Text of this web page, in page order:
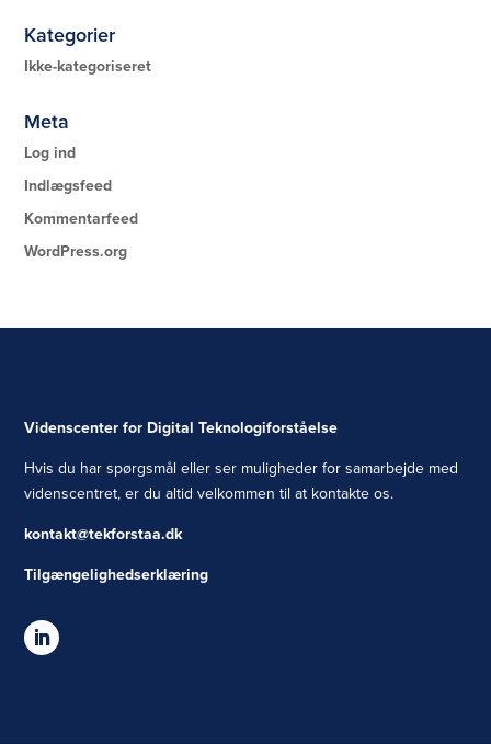
Kategorier
Ikke-kategoriseret
Meta
Log ind
Indlægsfeed
Kommentarfeed
WordPress.org
Videnscenter for Digital Teknologiforståelse
Hvis du har spørgsmål eller ser muligheder for samarbejde med
videnscentret, er du altid velkommen til at kontakte os.
kontakt@tekforstaa.dk
Tilgængelighedserklæring